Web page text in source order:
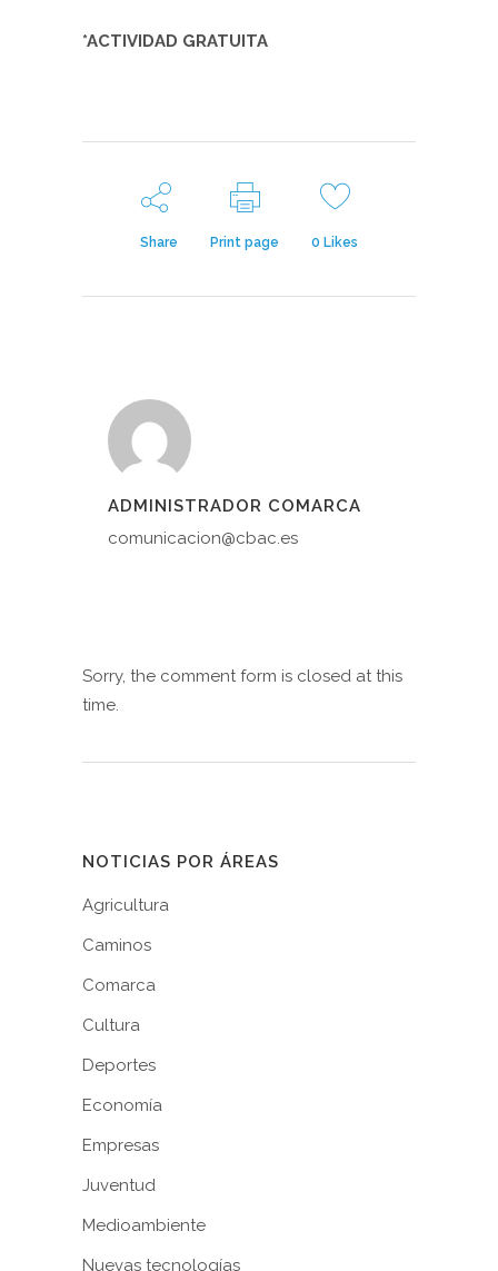
*ACTIVIDAD GRATUITA
Share Print page 0 Likes
ADMINISTRADOR COMARCA
comunicacion@cbac.es
Sorry, the comment form is closed at this
time.
NOTICIAS POR ÁREAS
Agricultura
Caminos
Comarca
Cultura
Deportes
Economía
Empresas
Juventud
Medioambiente
Nuevas tecnologías